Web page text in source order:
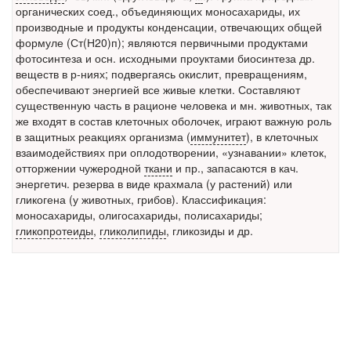
Местная анестезия развивает кардиотоксичность
Федеральная служба по
надзору в сфере
здравоохранения озвучила
тревожную статистику. Она
касаются увеличения риска
острой кардиотоксичности и
роста сопутствующих
осложнений от...
Закон о праве родителей находиться с детьми в
реанимации внесен в Госдуму
Соответствующий
органических соед., объединяющих моносахариды, их
производные и продукты конденсации, отвечающих общей
формуле (Ст(Н20)п); являются первичными продуктами
фотосинтеза и осн. исходными проуктами биосинтеза др.
веществ в р-ниях; подвергаясь окислит, превращениям,
обеспечивают энергией все живые клетки. Составляют
существенную часть в рационе человека и мн. животных, так
же входят в состав клеточных оболочек, играют важную роль
в защитных реакциях организма (иммунитет), в клеточных
взаимодействиях при оплодотворении, «узнавании» клеток,
отторжении чужеродной ткани и пр., запасаются в кач.
энергетич. резерва в виде крахмала (у растений) или
гликогена (у животных, грибов). Классификация:
моносахариды, олигосахариды, полисахариды;
гликопротеиды, гликолипиды, гликозиды и др.